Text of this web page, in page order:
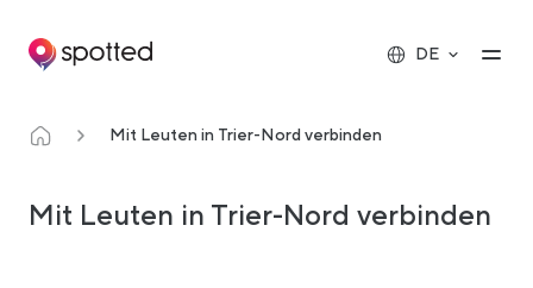
Main navigation
DE
Mit Leuten in Trier-Nord verbinden
Mit Leuten in Trier-Nord verbinden